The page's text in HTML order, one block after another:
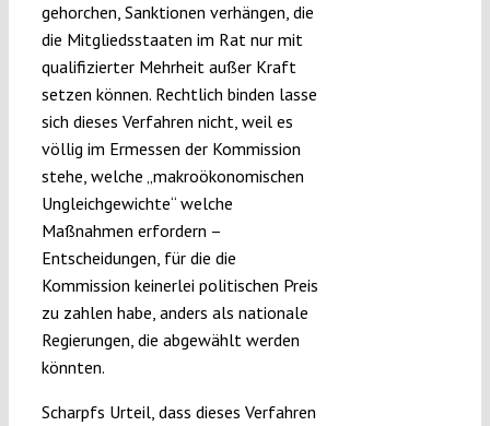
gehorchen, Sanktionen verhängen, die
die Mitgliedsstaaten im Rat nur mit
qualifizierter Mehrheit außer Kraft
setzen können. Rechtlich binden lasse
sich dieses Verfahren nicht, weil es
völlig im Ermessen der Kommission
stehe, welche „makroökonomischen
Ungleichgewichte“ welche
Maßnahmen erfordern –
Entscheidungen, für die die
Kommission keinerlei politischen Preis
zu zahlen habe, anders als nationale
Regierungen, die abgewählt werden
könnten.
Scharpfs Urteil, dass dieses Verfahren